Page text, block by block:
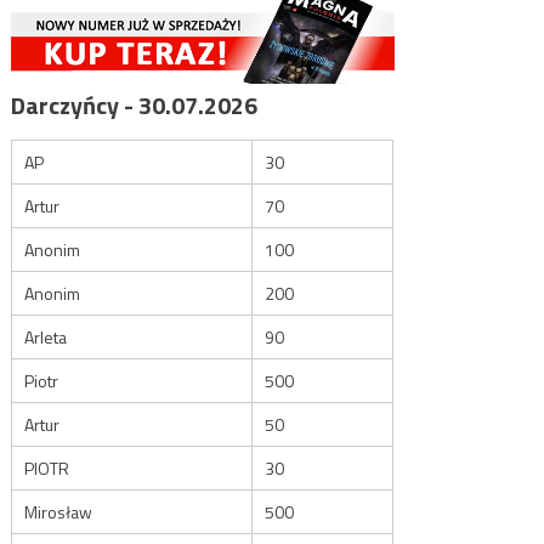
Darczyńcy - 30.07.2026
AP
30
Artur
70
Anonim
100
Anonim
200
Arleta
90
Piotr
500
Artur
50
PIOTR
30
Mirosław
500